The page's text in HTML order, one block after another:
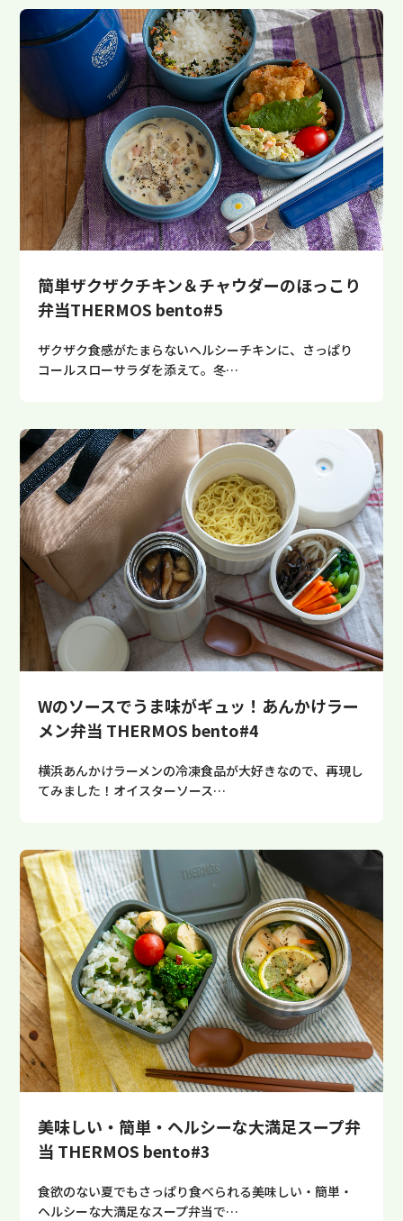
簡単ザクザクチキン＆チャウダーのほっこり
弁当THERMOS bento#5
ザクザク食感がたまらないヘルシーチキンに、さっぱり
コールスローサラダを添えて。冬…
Wのソースでうま味がギュッ！あんかけラー
メン弁当 THERMOS bento#4
横浜あんかけラーメンの冷凍食品が大好きなので、再現し
てみました！オイスターソース…
美味しい・簡単・ヘルシーな大満足スープ弁
当 THERMOS bento#3
食欲のない夏でもさっぱり食べられる美味しい・簡単・
ヘルシーな大満足なスープ弁当で…